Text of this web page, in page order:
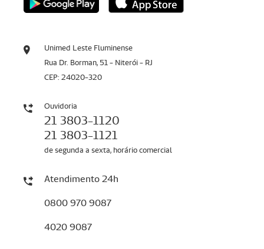
Unimed Leste Fluminense
Rua Dr. Borman, 51 - Niterói - RJ
CEP: 24020-320
Ouvidoria
21 3803-1120
21 3803-1121
de segunda a sexta, horário comercial
Atendimento 24h
0800 970 9087
4020 9087